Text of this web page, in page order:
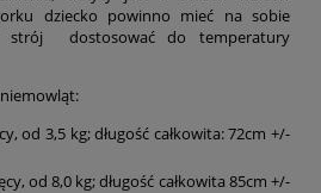
dziecko powinno mieć na sobie
strój dostosować do temperatury
od 3,5 kg; długość całkowita: 72cm +/-
od 8,0 kg; długość całkowita 85cm +/-